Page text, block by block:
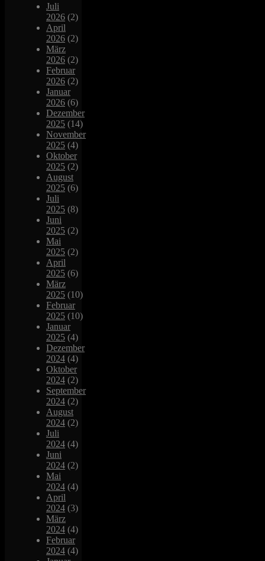
Juli
2026 (2)
April
2026 (2)
März
2026 (2)
Februar
2026 (2)
Januar
2026 (6)
Dezember
2025 (14)
November
2025 (4)
Oktober
2025 (2)
August
2025 (6)
Juli
2025 (8)
Juni
2025 (2)
Mai
2025 (2)
April
2025 (6)
März
2025 (10)
Februar
2025 (10)
Januar
2025 (4)
Dezember
2024 (4)
Oktober
2024 (2)
September
2024 (2)
August
2024 (2)
Juli
2024 (4)
Juni
2024 (2)
Mai
2024 (4)
April
2024 (3)
März
2024 (4)
Februar
2024 (4)